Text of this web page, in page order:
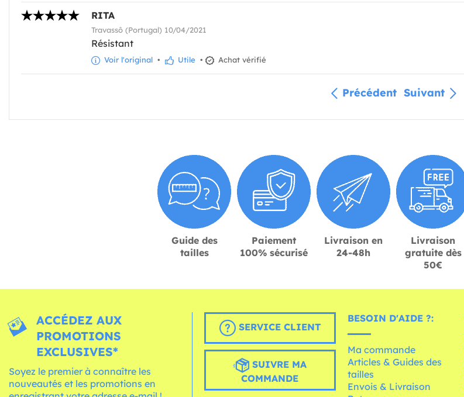
RITA
Travassô (Portugal) 10/04/2021
Résistant
Voir l'original • Utile • Achat vérifié
Précédent Suivant
Guide des
tailles
Paiement
100% sécurisé
Livraison en
24-48h
Livraison
gratuite dès
50€
ACCÉDEZ AUX
PROMOTIONS
EXCLUSIVES*
Soyez le premier à connaître les
nouveautés et les promotions en
SERVICE CLIENT
SUIVRE MA
COMMANDE
BESOIN D'AIDE ?:
Ma commande
Articles & Guides des
tailles
Envois & Livraison